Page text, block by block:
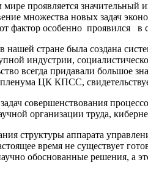
мире проявляется
мно­жества новых задач
фактор особенно проявился
нашей стране была создана
индустрии,
всегда придавали боль­шое
ЦК КПСС,
совершенствования
организации труда,
структуры аппарата
вре­мя не существует
обоснованные реше­ния, а